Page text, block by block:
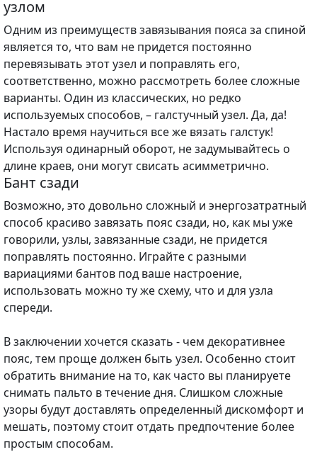
узлом
Одним из преимуществ завязывания пояса за спиной
является то, что вам не придется постоянно
перевязывать этот узел и поправлять его,
соответственно, можно рассмотреть более сложные
варианты. Один из классических, но редко
используемых способов, – галстучный узел. Да, да!
Настало время научиться все же вязать галстук!
Используя одинарный оборот, не задумывайтесь о
длине краев, они могут свисать асимметрично.
Бант сзади
Возможно, это довольно сложный и энергозатратный
способ красиво завязать пояс сзади, но, как мы уже
говорили, узлы, завязанные сзади, не придется
поправлять постоянно. Играйте с разными
вариациями бантов под ваше настроение,
использовать можно ту же схему, что и для узла
спереди.
В заключении хочется сказать - чем декоративнее
пояс, тем проще должен быть узел. Особенно стоит
обратить внимание на то, как часто вы планируете
снимать пальто в течение дня. Слишком сложные
узоры будут доставлять определенный дискомфорт и
мешать, поэтому стоит отдать предпочтение более
простым способам.